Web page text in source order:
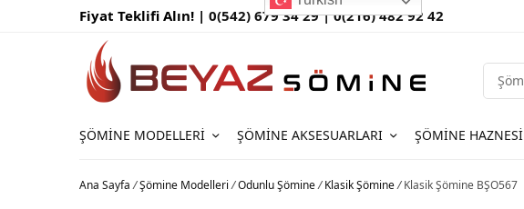
Fiyat Teklifi Alın! |0(542) 679 34 29 |0(216) 482 92 42
ŞÖMINE MODELLERI ŞÖMINE AKSESUARLARI ŞÖMINE HAZNESI
Ana Sayfa /Şömine Modelleri /Odunlu Şömine/ Klasik Şömine/Klasik Şömine BŞO567